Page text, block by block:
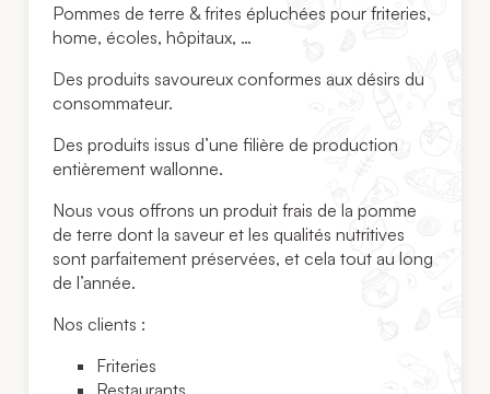
Pommes de terre & frites épluchées pour friteries,
home, écoles, hôpitaux, …
Des produits savoureux conformes aux désirs du
consommateur.
Des produits issus d’une filière de production
entièrement wallonne.
Nous vous offrons un produit frais de la pomme
de terre dont la saveur et les qualités nutritives
sont parfaitement préservées, et cela tout au long
de l’année.
Nos clients :
Friteries
Restaurants